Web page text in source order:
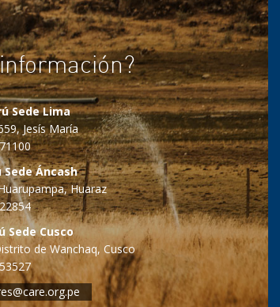
Sede Lima
Jesís María
Sede Áncash
Huaraz
Sede Cusco
de Wanchaq, Cusco